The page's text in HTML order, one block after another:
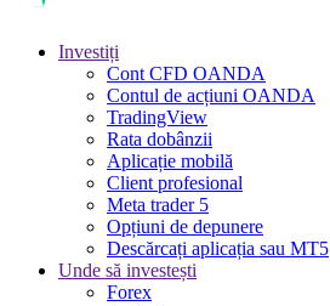
Investiți
Cont CFD OANDA
Contul de acțiuni OANDA
TradingView
Rata dobânzii
Aplicație mobilă
Client profesional
Meta trader 5
Opțiuni de depunere
Descărcați aplicația sau MT5
Unde să investești
Forex